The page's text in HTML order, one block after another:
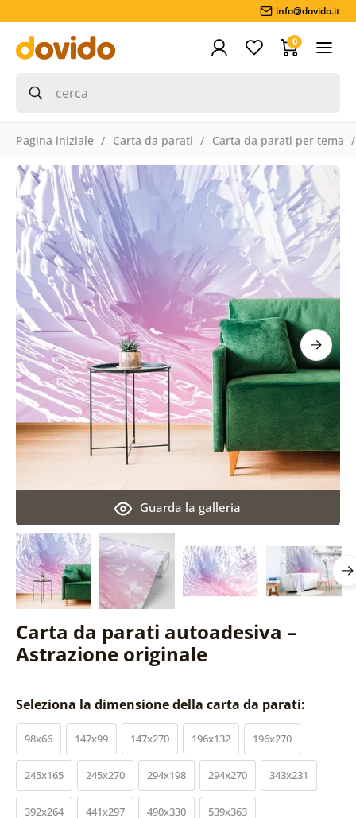
info@dovido.it
0
Pagina iniziale Carta da parati Carta da parati per tema
Carta da parati autoadesiva –
Astrazione originale
Guarda la galleria
Seleziona la dimensione della carta da parati:
98x66 147x99 147x270 196x132 196x270
245x165 245x270 294x198 294x270 343x231
392x264 441x297 490x330 539x363